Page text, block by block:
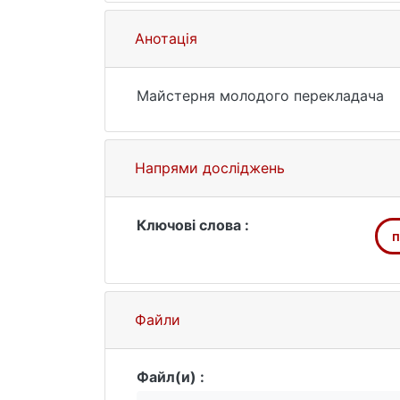
Анотація
Майстерня молодого перекладача
Напрями досліджень
Ключові слова :
Файли
Файл(и) :